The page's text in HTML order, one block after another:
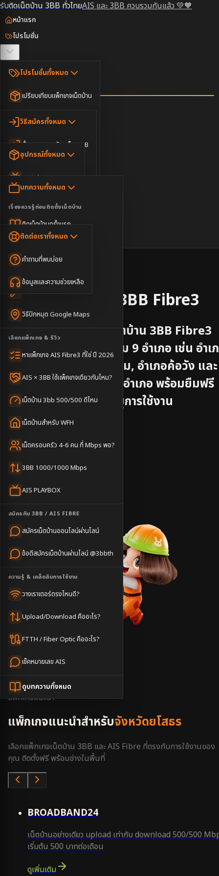
รับติดเน็ตบ้าน 3BB ทั่วไทยAIS และ 3BB ควบรวมกันแล้ว 💚🧡
หน้าแรก
โปรโมชั่น
โปรโมชั่นทั้งหมด
เปรียบเทียบแพ็กเกจเน็ตบ้าน
เน็ตบ้าน Super Fast
เน็ตบ้าน 2Gbps
เน็ตบ้านพร้อมกล่องทีวี
เน็ตบ้าน + Netflix
เน็ตบ้าน + บริการเสริม
เน็ตบ้านแรงทุกชั้น
ตรวจสอบพื้นที่
วิธีสมัครทั้งหมด
ขั้นตอนการสมัครเน็ต 3BB
อุปกรณ์
อุปกรณ์ทั้งหมด
AIS Play Box
Dongle เน็ตสำรอง
บทความ
บทความทั้งหมด
เรื่องควรรู้ก่อนติดตั้งเน็ตบ้าน
ติดเน็ตบ้านครั้งแรก
เทคนิคขอคิวช่างได้ไว
วิธีปักหมุด Google Maps
เลือกแพ็กเกจ & รีวิว
หาแพ็กเกจ AIS Fibre3 ที่ใช่ ปี 2026
AIS × 3BB ใช้แพ็คเกจเดียวกันไหม?
เน็ตบ้าน 3bb 500/500 ดีไหม
เน็ตบ้านสำหรับ WFH
เน็ตครอบครัว 4-6 คน กี่ Mbps พอ?
3BB 1000/1000 Mbps
AIS PLAYBOX
สมัครกับ 3BB / AIS FIBRE
สมัครเน็ตบ้านออนไลน์ผ่านไลน์
ข้อดีสมัครเน็ตบ้านผ่านไลน์ @3bbth
ความรู้ & เคล็ดลับการใช้งาน
วางเราเตอร์ตรงไหนดี?
Upload/Download คืออะไร?
FTTH / Fiber Optic คืออะไร?
เช็คหมายเลข AIS
ดูบทความทั้งหมด
ข่าวสาร
ติดต่อเราทั้งหมด
คำถามที่พบบ่อย
ข้อมูลและความช่วยเหลือ
🇹🇭🇬🇧
รับติดตั้งเน็ตบ้าน 3BB Fibre3
บริการติดตั้งอินเทอร์เน็ตบ้าน 3BB Fibre3
จังหวัดยโสธรครอบคลุม 9 อำเภอ เช่น อำเ
เมืองยโสธร, อำเภอกุดชุม, อำเภอค้อวัง และ
อำเภออื่น ๆติดตั้งฟรีทุกอำเภอ พร้อมยืมฟรี
อุปกรณ์ใช้งานตลอดอายุการใช้งาน
ครอบคลุมดีเยี่ยม
⚡ติดตั้งไว 1-3 วัน
ชำนาญพื้นที่
3BB ใกล้ฉัน
แพ็กเกจแนะนำ
แพ็กเกจแนะนำสำหรับจังหวัดยโสธร
เลือกแพ็กเกจเน็ตบ้าน 3BB และ AIS Fibre ที่ตรงกับการใช้งานของ
คุณ ติดตั้งฟรี พร้อมช่างในพื้นที่
BROADBAND24
เน็ตบ้านอย่างเดียว upload เท่ากับ download 500/500
เริ่มต้น 500 บาทต่อเดือน
ดูเพิ่มเติม